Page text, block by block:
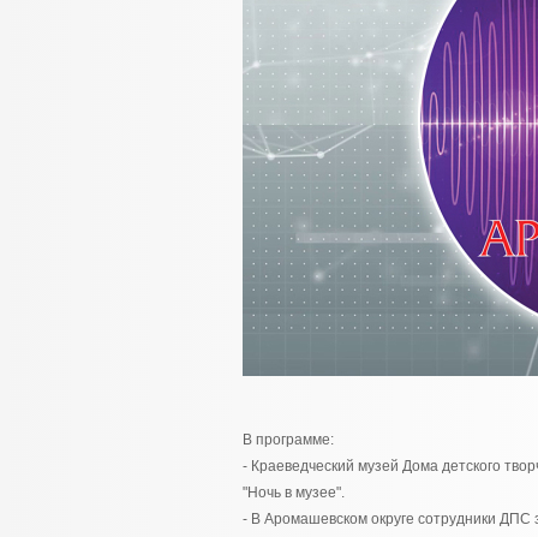
В программе:
- Краеведческий музей Дома детского
"Ночь в музее".
- В Аромашевском округе сотрудники ДПС